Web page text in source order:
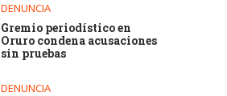
DENUNCIA
Gremio periodístico en
Oruro condena acusaciones
sin pruebas
DENUNCIA